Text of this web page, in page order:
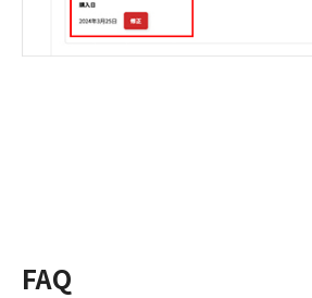
FAQ